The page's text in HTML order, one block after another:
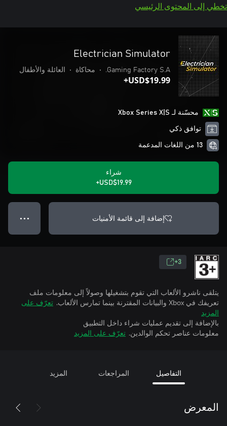
تخطي إلى المحتوى الرئيسي
Electrician Simulator
Gaming Factory S.A.
• محاكاة • العائلة والأطفال
USD$19.99+
محسّنة لـ Xbox Series X|S
توافق ذكي
13 من اللغات المدعمة
شراء
USD$19.99+
إضافة إلى قائمة الأمنيات ● ● ●
3+
يتلقى ناشرو الألعاب التي تقوم بتشغيلها وصولاً إلى معلومات ملف
تعريفك في Xbox والبيانات المقترنة بينما تمارس الألعاب.
تعرّف على
المزيد
بالإضافة إلى تقديم عمليات شراء داخل التطبيق
معلومات عناصر تحكم الوالدين. تعرّف على المزيد
التفاصيل المراجعات المزيد
المعرض